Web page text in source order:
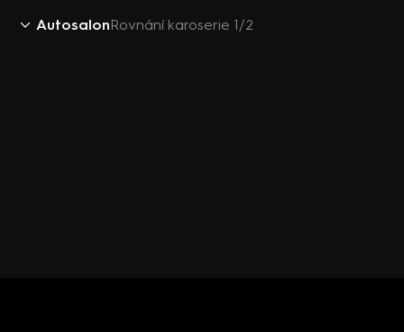
AutosalonRovnání karoserie 1/2